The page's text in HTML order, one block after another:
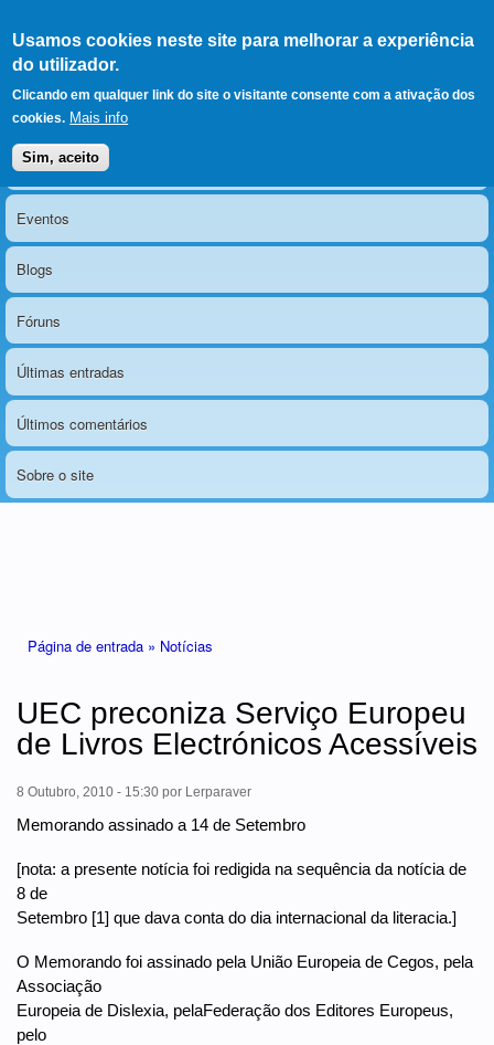
Usamos cookies neste site para melhorar a experiência
do utilizador.
Clicando em qualquer link do site o visitante consente com a ativação dos
cookies. Mais info
Sim, aceito
LERPARAVER , ir para a
página principal
O portal da visão diferente
Menu principal
Notícias
Eventos
Blogs
Fóruns
Últimas entradas
Últimos comentários
Sobre o site
Página de entrada » Notícias
UEC preconiza Serviço Europeu
de Livros Electrónicos Acessíveis
8 Outubro, 2010 - 15:30 por Lerparaver
Memorando assinado a 14 de Setembro
[nota: a presente notícia foi redigida na sequência da notícia de
8 de
Setembro [1] que dava conta do dia internacional da literacia.]
O Memorando foi assinado pela União Europeia de Cegos, pela
Associação
Europeia de Dislexia, pelaFederação dos Editores Europeus,
pelo